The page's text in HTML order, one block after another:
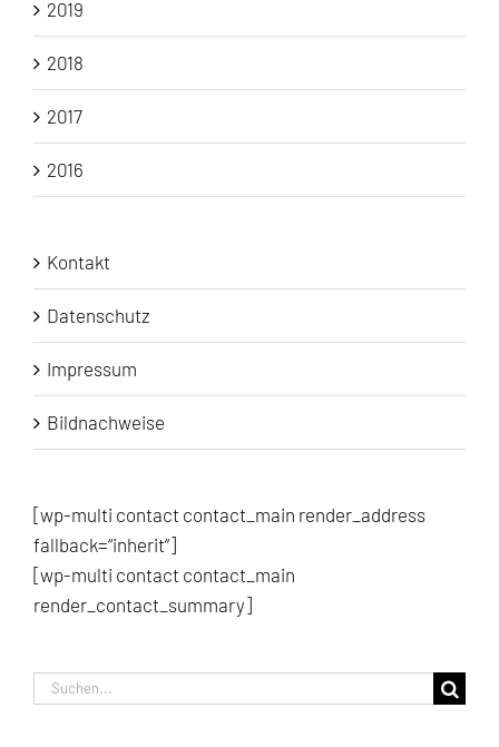
2019
2018
2017
2016
Kontakt
Datenschutz
Impressum
Bildnachweise
[wp-multi contact contact_main render_address
fallback=“inherit“]
[wp-multi contact contact_main
render_contact_summary]
Suche